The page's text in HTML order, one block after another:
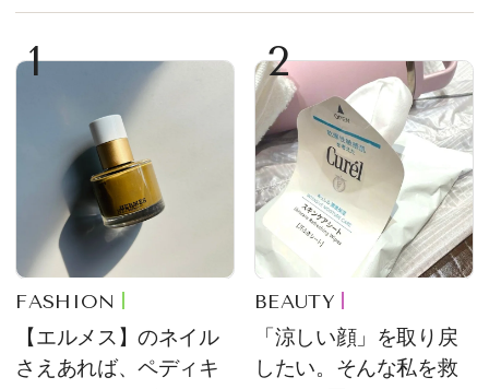
1
FASHION
【エルメス】のネイル
さえあれば、ペディキ
2
BEAUTY
「涼しい顔」を取り戻
したい。そんな私を救